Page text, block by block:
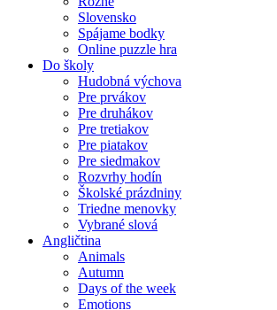
Slovensko
Spájame bodky
Online puzzle hra
Do školy
Hudobná výchova
Pre prvákov
Pre druhákov
Pre tretiakov
Pre piatakov
Pre siedmakov
Rozvrhy hodín
Školské prázdniny
Triedne menovky
Vybrané slová
Angličtina
Animals
Autumn
Days of the week
Emotions